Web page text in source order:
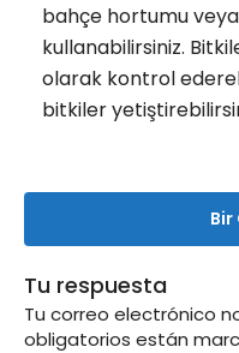
bahçe hortumu
kullanabilirsiniz.
olarak kontrol
bitkiler
Bir
Tu respuesta
Tu correo electrónico
obligatorios están